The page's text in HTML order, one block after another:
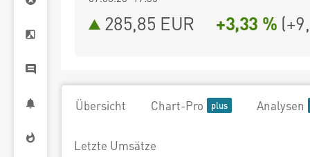
285,85 EUR +3,33 % (
Übersicht Chart-Pro Analysen
Letzte Umsätze